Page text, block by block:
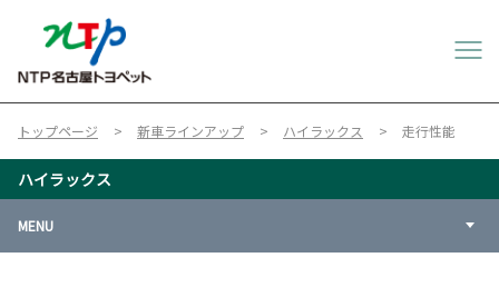
トップページ 新車ラインアップ ハイラックス 走行性能
ハイラックス
MENU